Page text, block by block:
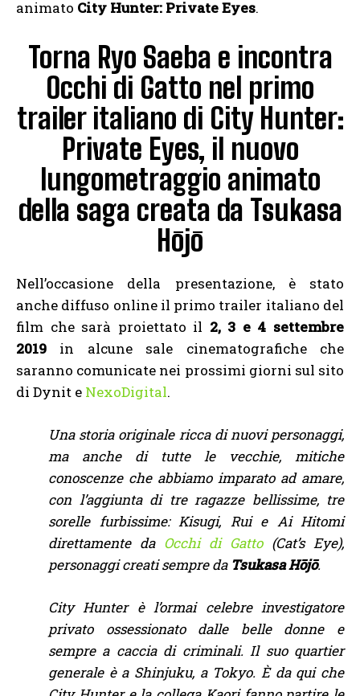
animato City Hunter: Private Eyes.
Torna Ryo Saeba e incontra
Occhi di Gatto nel primo
trailer italiano di City Hunter:
Private Eyes, il nuovo
lungometraggio animato
della saga creata da Tsukasa
Hōjō
Nell’occasione della presentazione, è stato
anche diffuso online il primo trailer italiano del
film che sarà proiettato il 2, 3 e 4 settembre
2019 in alcune sale cinematografiche che
saranno comunicate nei prossimi giorni sul sito
di Dynit e NexoDigital.
Una storia originale ricca di nuovi personaggi,
ma anche di tutte le vecchie, mitiche
conoscenze che abbiamo imparato ad amare,
con l’aggiunta di tre ragazze bellissime, tre
sorelle furbissime: Kisugi, Rui e Ai Hitomi
direttamente da Occhi di Gatto(Cat’s Eye),
personaggi creati sempre da Tsukasa Hōjō.
City Hunter è l’ormai celebre investigatore
privato ossessionato dalle belle donne e
sempre a caccia di criminali. Il suo quartier
generale è a Shinjuku, a Tokyo. È da qui che